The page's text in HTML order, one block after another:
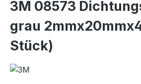
3M 08573
grau
Stück)